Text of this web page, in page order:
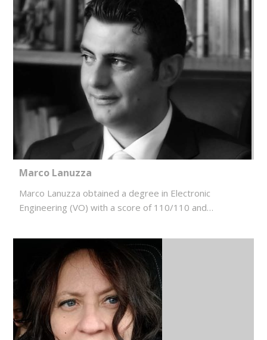
Marco Lanuzza
Marco Lanuzza obtained a degree in Electronic
Engineering (VO) with a score of 110/110 and…